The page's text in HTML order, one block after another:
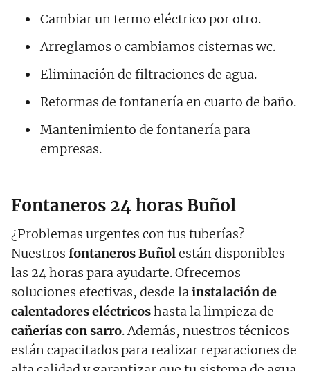
Cambiar un termo eléctrico por otro.
Arreglamos o cambiamos cisternas wc.
Eliminación de filtraciones de agua.
Reformas de fontanería en cuarto de baño.
Mantenimiento de fontanería para
empresas.
Fontaneros 24 horas Buñol
¿Problemas urgentes con tus tuberías?
Nuestros fontaneros Buñolestán disponibles
las 24 horas para ayudarte. Ofrecemos
soluciones efectivas, desde lainstalación de
calentadores eléctricoshasta la limpieza de
cañerías con sarro. Además, nuestros técnicos
están capacitados para realizar reparaciones de